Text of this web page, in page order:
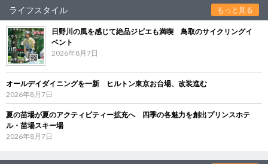
ライフスタイル もっと見る
日野川の風を感じて絶品ジビエも満喫 鳥取のサイクリングイ
ベント
2026年8月7日
オールデイダイニングを一新 ヒルトン東京お台場、改装進む
2026年8月7日
夏の苗場が夏のアクティビティー拡充へ 四季の各魅力を創出プリンスホテ
ル・苗場スキー場
2026年8月7日